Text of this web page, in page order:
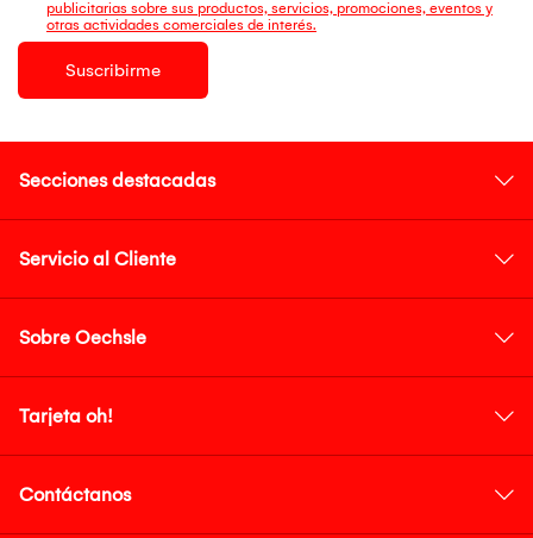
publicitarias sobre sus productos, servicios, promociones, eventos y
otras actividades comerciales de interés.
Suscribirme
Secciones destacadas
Servicio al Cliente
Sobre Oechsle
Tarjeta oh!
Contáctanos